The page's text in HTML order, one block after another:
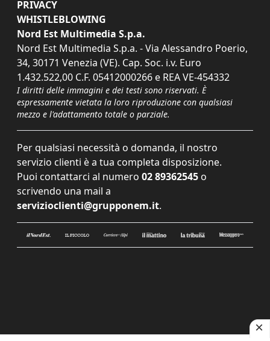
PRIVACY
WHISTLEBLOWING
Nord Est Multimedia S.p.a.
Nord Est Multimedia S.p.a. - Via Alessandro Poerio,
34, 30171 Venezia (VE). Cap. Soc. i.v. Euro
1.432.522,00 C.F. 05412000266 e REA VE-454332
I diritti delle immagini e dei testi sono riservati. È
espressamente vietata la loro riproduzione con qualsiasi
mezzo e l'adattamento totale o parziale.
Per qualsiasi necessità o domanda, il nostro
servizio clienti è a tua completa disposizione.
Puoi contattarci al numero 02 89362545 o
scrivendo una mail a
servizioclienti@grupponem.it.